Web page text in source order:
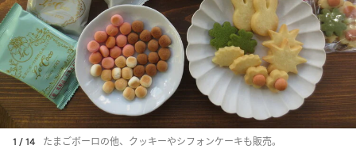
1 / 14 たまごボーロの他、クッキーやシフォンケーキも販売。